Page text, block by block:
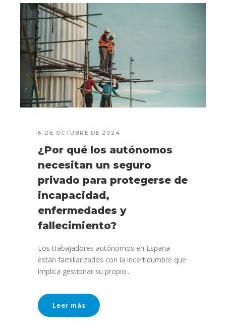
6 DE OCTUBRE DE 2024
¿Por qué los autónomos
necesitan un seguro
privado para protegerse de
incapacidad,
enfermedades y
fallecimiento?
Los trabajadores autónomos en España
están familiarizados con la incertidumbre que
implica gestionar su propio...
Leer más